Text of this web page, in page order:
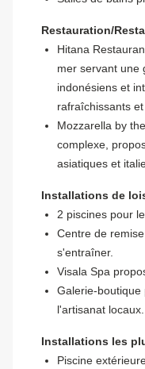
Restauration/
Hitana
mer servant une
indonésiens et
rafraîchissants
Mozzarella by
complexe,
asiatiques et
Installations de
2 piscines pour
Centre de
s'entraîner.
Visala Spa
Galerie-
l'artisanat locaux.
Installations les
Piscine